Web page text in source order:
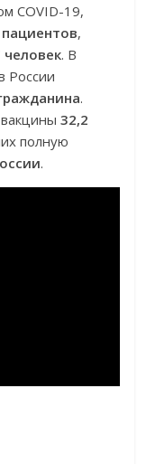
COVID-19,
,
человек. В
России
.
вакцины32,2
полную
.